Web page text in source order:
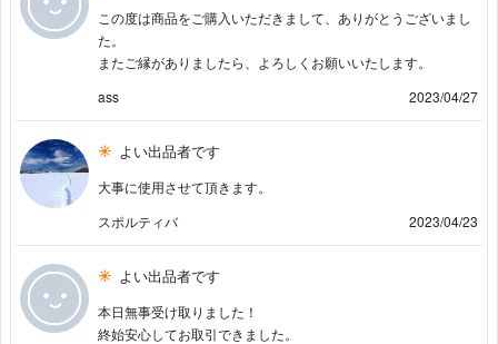
この度は商品をご購入いただきまして、ありがとうございまし
た。
またご縁がありましたら、よろしくお願いいたします。
ass
2023/04/27
よい出品者です
大事に使用させて頂きます。
スポルティバ
2023/04/23
よい出品者です
本日無事受け取りました！
終始安心してお取引できました。